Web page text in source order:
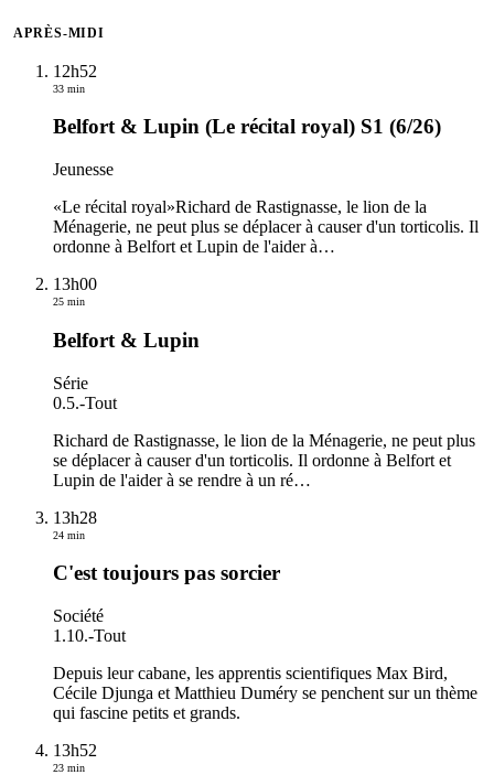
APRÈS-MIDI
12h52
33 min
Belfort & Lupin (Le récital royal) S1 (6/26)
Jeunesse
«Le récital royal»Richard de Rastignasse, le lion de la
Ménagerie, ne peut plus se déplacer à causer d'un torticolis. Il
ordonne à Belfort et Lupin de l'aider à…
13h00
25 min
Belfort & Lupin
Série
0.5.-Tout
Richard de Rastignasse, le lion de la Ménagerie, ne peut plus
se déplacer à causer d'un torticolis. Il ordonne à Belfort et
Lupin de l'aider à se rendre à un ré…
13h28
24 min
C'est toujours pas sorcier
Société
1.10.-Tout
Depuis leur cabane, les apprentis scientifiques Max Bird,
Cécile Djunga et Matthieu Duméry se penchent sur un thème
qui fascine petits et grands.
13h52
23 min